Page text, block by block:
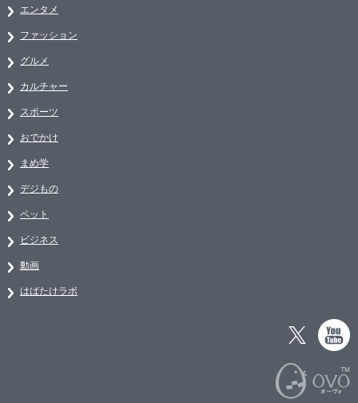
エンタメ
ファッション
グルメ
カルチャー
スポーツ
おでかけ
まめ学
デジもの
ペット
ビジネス
動画
はばたけラボ